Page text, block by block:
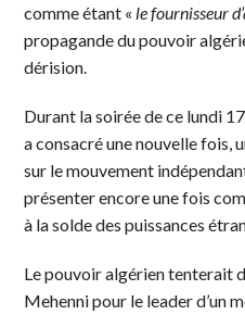
comme étant « le fournisseur
propagande du pouvoir
dérision.
Durant la soirée de ce lundi
a consacré une nouvelle fois,
sur le mouvement
présenter encore une fois
à la solde des puissances
Le pouvoir algérien tenterait
Mehenni pour le leader d’un